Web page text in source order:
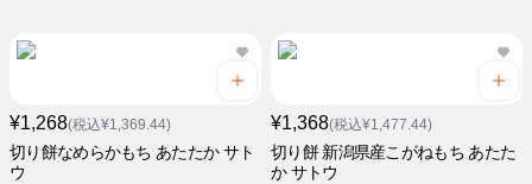
¥1,268(税込¥1,369.44)
切り餅なめらかもち あたたか サト
ウ
¥1,368(税込¥1,477.44)
切り餅 新潟県産こがねもち あたた
か サトウ